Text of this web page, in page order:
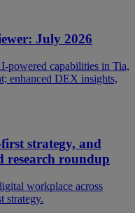
July 2026
powered capabilities in Tia,
enhanced DEX insights,
strategy, and
research roundup
workplace across
strategy.